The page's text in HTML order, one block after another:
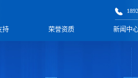
持 荣誉资质 新闻中